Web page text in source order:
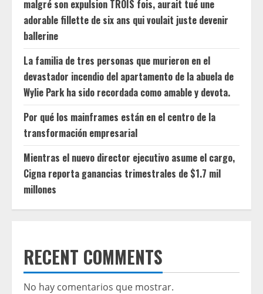
malgré son expulsion TROIS fois, aurait tué une
adorable fillette de six ans qui voulait juste devenir
ballerine
La familia de tres personas que murieron en el
devastador incendio del apartamento de la abuela de
Wylie Park ha sido recordada como amable y devota.
Por qué los mainframes están en el centro de la
transformación empresarial
Mientras el nuevo director ejecutivo asume el cargo,
Cigna reporta ganancias trimestrales de $1.7 mil
millones
RECENT COMMENTS
No hay comentarios que mostrar.